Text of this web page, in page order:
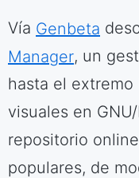
Vía Genbeta
Manager, un
hasta el
visuales en
repositorio
populares, de